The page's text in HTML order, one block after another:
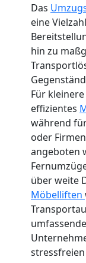
Das
eine
hin zu
Für
effizientes
während
oder
angeboten
über weite
Möbelliften